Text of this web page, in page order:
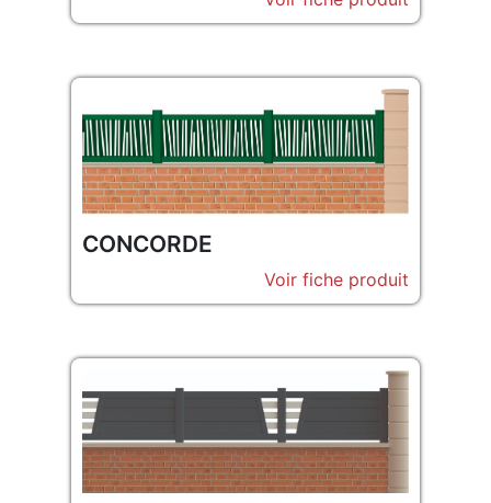
CONCORDE
Voir fiche produit